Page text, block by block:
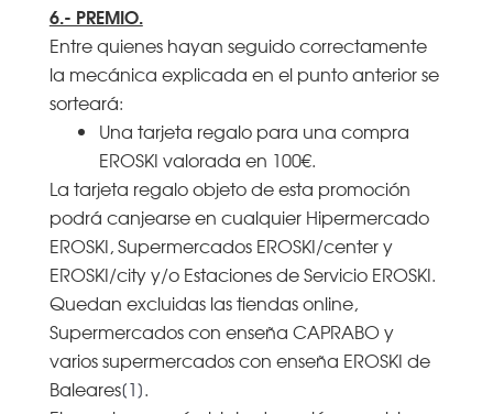
6.- PREMIO.
Entre quienes hayan seguido correctamente
la mecánica explicada en el punto anterior se
sorteará:
Una tarjeta regalo para una compra
EROSKI valorada en 100€.
La tarjeta regalo objeto de esta promoción
podrá canjearse en cualquier Hipermercado
EROSKI, Supermercados EROSKI/center y
EROSKI/city y/o Estaciones de Servicio EROSKI.
Quedan excluidas las tiendas online,
Supermercados con enseña CAPRABO y
varios supermercados con enseña EROSKI de
Baleares[1].